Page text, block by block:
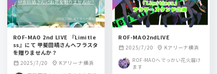
ROF-MAO 2nd LIVE 『Limitle
ss』にて 甲斐田晴さんへフラスタ
を贈りませんか？
calendar_month 2025/7/20 location_on Kアリーナ横浜
ROF-MAO2ndLIVE
calendar_month 2025/7/20 location_on Kアリーナ横浜
ROF-MAOへでっかい花火届け
ます